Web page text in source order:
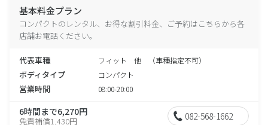
基本料金プラン
コンパクトのレンタル、お得な割引料金、ご予約はこちらから各
店舗お電話ください。
代表車種 フィット 他 （車種指定不可）
ボディタイプ コンパクト
営業時間 08:00-20:00
6時間まで6,270円
免責補償1,430円 082-568-1662